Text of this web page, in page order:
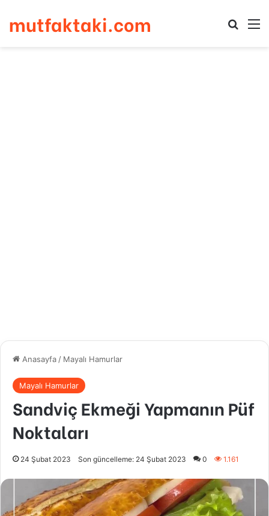
mutfaktaki.com
Anasayfa / Mayalı Hamurlar
Mayalı Hamurlar
Sandviç Ekmeği Yapmanın Püf
Noktaları
24 Şubat 2023 Son güncelleme: 24 Şubat 2023 0 1.161